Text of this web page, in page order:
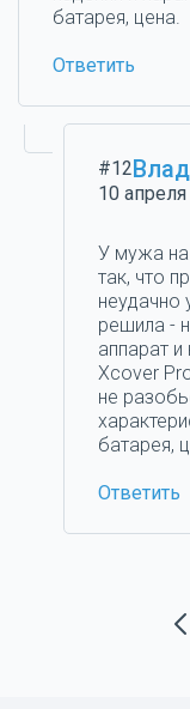
батарея, цена.
Ответить
#12
10
У мужа на
так, что
неудачно
решила -
аппарат
Xcover
не
батарея,
Ответить